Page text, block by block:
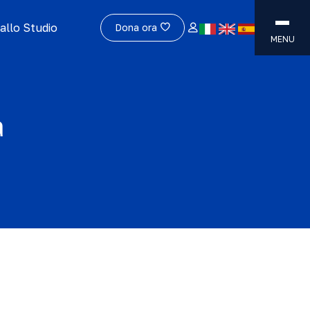
Studio Dona ora
MENU